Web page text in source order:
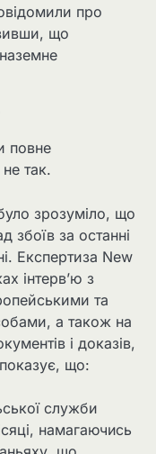
про
що
повне
так.
зрозуміло, що
збоїв за останні
Експертиза New
інтерв’ю з
та
а також на
і доказів,
що:
служби
намагаючись